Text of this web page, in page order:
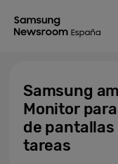
Samsung
Monitor
de
tareas